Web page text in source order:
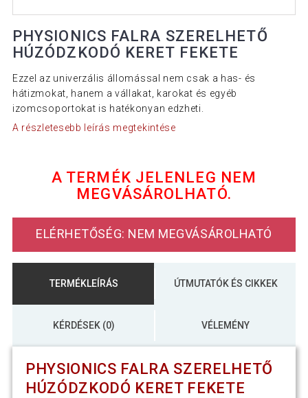
PHYSIONICS FALRA SZERELHETŐ
HÚZÓDZKODÓ KERET FEKETE
Ezzel az univerzális állomással nem csak a has- és
hátizmokat, hanem a vállakat, karokat és egyéb
izomcsoportokat is hatékonyan edzheti.
A részletesebb leírás megtekintése
A TERMÉK JELENLEG NEM
MEGVÁSÁROLHATÓ.
ELÉRHETŐSÉG: NEM MEGVÁSÁROLHATÓ
TERMÉKLEÍRÁS ÚTMUTATÓK ÉS CIKKEK
KÉRDÉSEK (0) VÉLEMÉNY
PHYSIONICS FALRA SZERELHETŐ
HÚZÓDZKODÓ KERET FEKETE